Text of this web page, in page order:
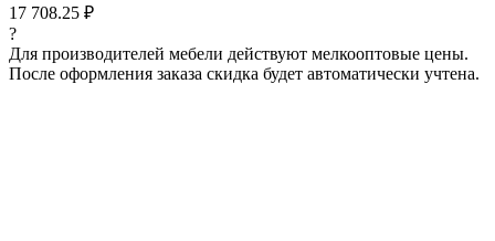
17 708.25 ₽
?
Для производителей мебели действуют мелкооптовые цены.
После оформления заказа скидка будет автоматически учтена.